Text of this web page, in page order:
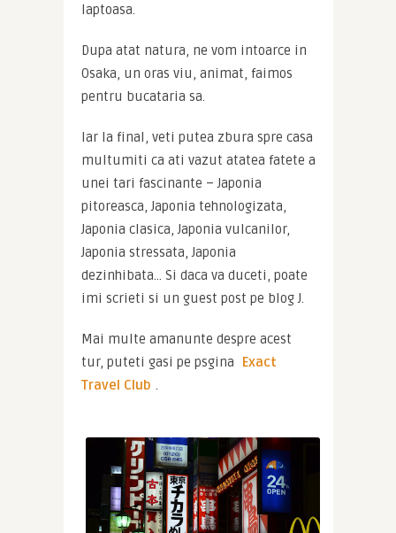
laptoasa.
Dupa atat natura, ne vom intoarce in
Osaka, un oras viu, animat, faimos
pentru bucataria sa.
Iar la final, veti putea zbura spre casa
multumiti ca ati vazut atatea fatete a
unei tari fascinante – Japonia
pitoreasca, Japonia tehnologizata,
Japonia clasica, Japonia vulcanilor,
Japonia stressata, Japonia
dezinhibata… Si daca va duceti, poate
imi scrieti si un guest post pe blog J.
Mai multe amanunte despre acest
tur, puteti gasi pe psgina
Exact
Travel Club .